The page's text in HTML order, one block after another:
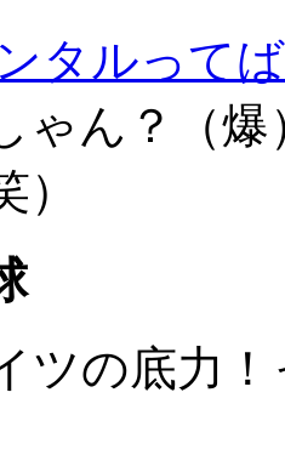
タルってば
ゃん？（
ツの底力